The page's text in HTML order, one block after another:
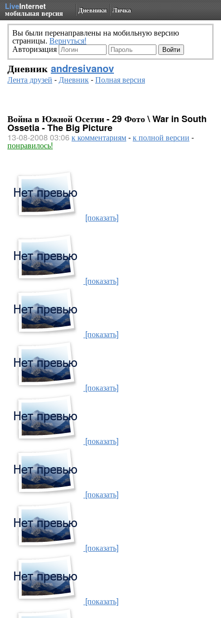
LiveInternet
мобильная версия Дневники Личка
Вы были перенаправлены на мобильную версию
страницы. Вернуться!
Авторизация
Дневник andresivanov
Лента друзей -Дневник-Полная версия
Война в Южной Осетии - 29 Фото \ War in South
Ossetia - The Big Picture
13-08-2008 03:06 к комментариям-к полной версии -
понравилось!
[показать]
[показать]
[показать]
[показать]
[показать]
[показать]
[показать]
[показать]